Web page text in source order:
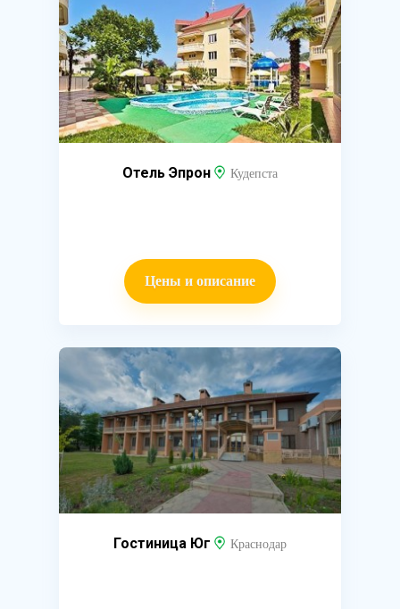
Отель Эпрон Кудепста
Цены и описание
Гостиница Юг Краснодар